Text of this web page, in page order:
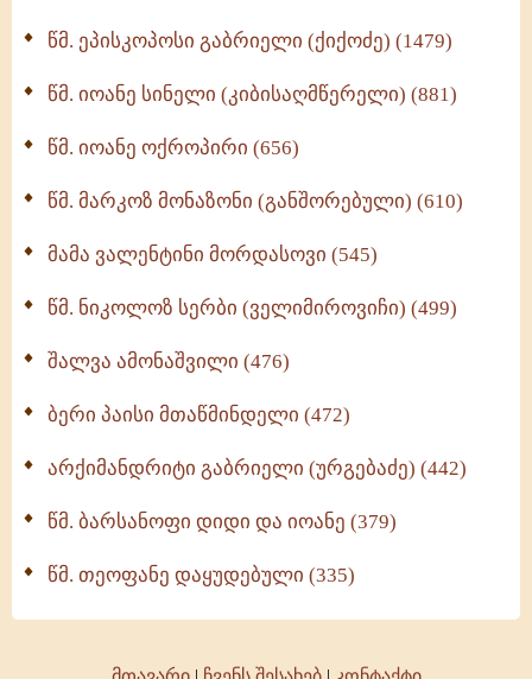
წმ. ეპისკოპოსი გაბრიელი (ქიქოძე) (1479)
წმ. იოანე სინელი (კიბისაღმწერელი) (881)
წმ. იოანე ოქროპირი (656)
წმ. მარკოზ მონაზონი (განშორებული) (610)
მამა ვალენტინი მორდასოვი (545)
წმ. ნიკოლოზ სერბი (ველიმიროვიჩი) (499)
შალვა ამონაშვილი (476)
ბერი პაისი მთაწმინდელი (472)
არქიმანდრიტი გაბრიელი (ურგებაძე) (442)
წმ. ბარსანოფი დიდი და იოანე (379)
წმ. თეოფანე დაყუდებული (335)